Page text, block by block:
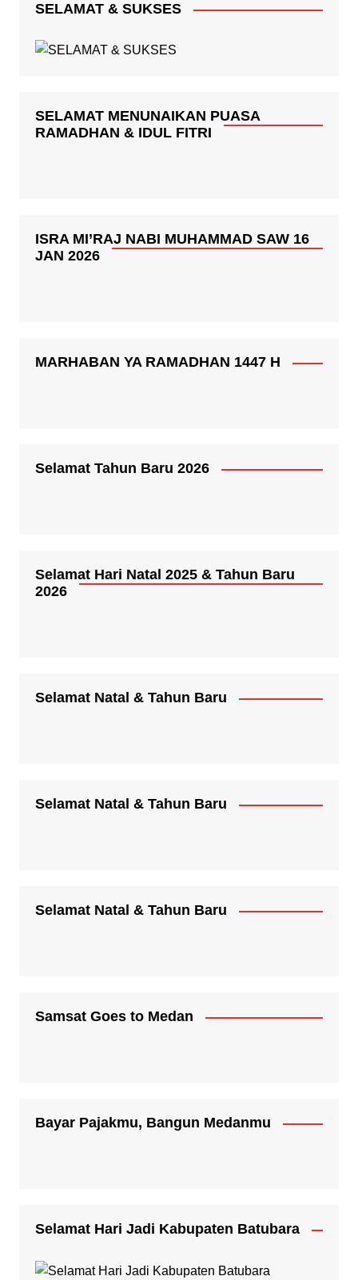
SELAMAT & SUKSES
SELAMAT MENUNAIKAN PUASA
RAMADHAN & IDUL FITRI
ISRA MI’RAJ NABI MUHAMMAD SAW 16
JAN 2026
MARHABAN YA RAMADHAN 1447 H
Selamat Tahun Baru 2026
Selamat Hari Natal 2025 & Tahun Baru
2026
Selamat Natal & Tahun Baru
Selamat Natal & Tahun Baru
Selamat Natal & Tahun Baru
Samsat Goes to Medan
Bayar Pajakmu, Bangun Medanmu
Selamat Hari Jadi Kabupaten Batubara